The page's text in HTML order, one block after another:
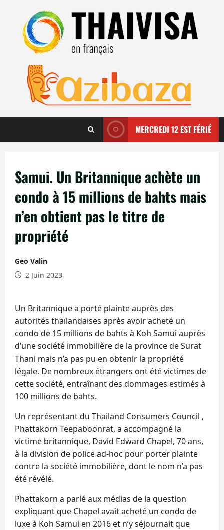
contenu
MERCREDI 12 EST FÉRIÉ
Samui. Un Britannique achète un
condo à 15 millions de bahts mais
n’en obtient pas le titre de
propriété
Geo Valin
2 Juin 2023
Un Britannique a porté plainte auprès des
autorités thaïlandaises après avoir acheté un
condo de 15 millions de bahts à Koh Samui auprès
d’une société immobilière de la province de Surat
Thani mais n’a pas pu en obtenir la propriété
légale. De nombreux étrangers ont été victimes de
cette société, entraînant des dommages estimés à
100 millions de bahts.
Un représentant du Thailand Consumers Council ,
Phattakorn Teepaboonrat, a accompagné la
victime britannique, David Edward Chapel, 70 ans,
à la division de police ad-hoc pour porter plainte
contre la société immobilière, dont le nom n’a pas
été révélé.
Phattakorn a parlé aux médias de la question
expliquant que Chapel avait acheté un condo de
luxe à Koh Samui en 2016 et n’y séjournait que